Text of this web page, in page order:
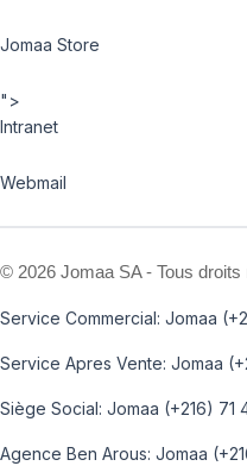
Jomaa Store
">
Intranet
Webmail
© 2026 Jomaa SA - Tous
Service Commercial: Jomaa
Service Apres Vente: Jomaa
Siège Social: Jomaa (+216) 71
Agence Ben Arous: Jomaa